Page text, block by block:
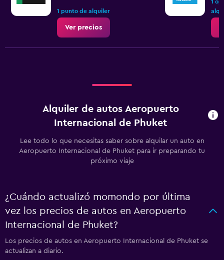
1 punto de alquiler
Ver precios
1
Alquiler de autos Aeropuerto
Internacional de Phuket
Lee todo lo que necesitas saber sobre alquilar un auto en
Aeropuerto Internacional de Phuket para ir preparando tu
próximo viaje
¿Cuándo actualizó momondo por última
vez los precios de autos en Aeropuerto
Internacional de Phuket?
Los precios de autos en Aeropuerto Internacional de Phuket se
actualizan a diario.